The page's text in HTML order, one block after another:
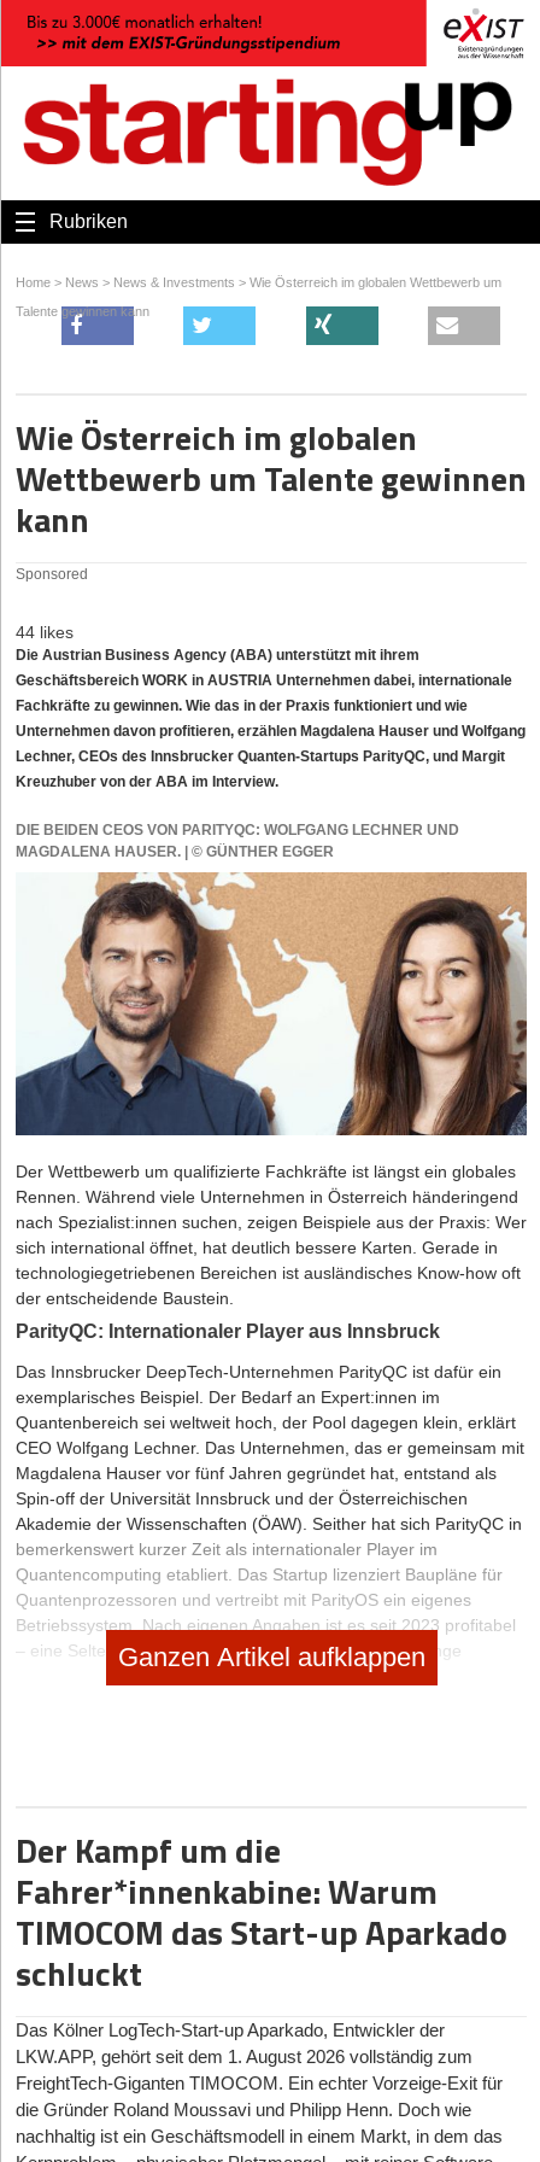
Rubriken
Home > News > News & Investments > Wie Österreich im globalen Wettbewerb um
Talente gewinnen kann
Wie Österreich im globalen
Wettbewerb um Talente gewinnen
kann
Sponsored
44 likes
Die Austrian Business Agency (ABA) unterstützt mit ihrem
Geschäftsbereich WORK in AUSTRIA Unternehmen dabei, internationale
Fachkräfte zu gewinnen. Wie das in der Praxis funktioniert und wie
Unternehmen davon profitieren, erzählen Magdalena Hauser und Wolfgang
Lechner, CEOs des Innsbrucker Quanten-Startups ParityQC, und Margit
Kreuzhuber von der ABA im Interview.
DIE BEIDEN CEOS VON PARITYQC: WOLFGANG LECHNER UND
MAGDALENA HAUSER. | © GÜNTHER EGGER
Der Wettbewerb um qualifizierte Fachkräfte ist längst ein globales
Rennen. Während viele Unternehmen in Österreich händeringend
nach Spezialist:innen suchen, zeigen Beispiele aus der Praxis: Wer
sich international öffnet, hat deutlich bessere Karten. Gerade in
technologiegetriebenen Bereichen ist ausländisches Know-how oft
der entscheidende Baustein.
ParityQC: Internationaler Player aus Innsbruck
Das Innsbrucker DeepTech-Unternehmen ParityQC ist dafür ein
exemplarisches Beispiel. Der Bedarf an Expert:innen im
Quantenbereich sei weltweit hoch, der Pool dagegen klein, erklärt
CEO Wolfgang Lechner. Das Unternehmen, das er gemeinsam mit
Magdalena Hauser vor fünf Jahren gegründet hat, entstand als
Spin-off der Universität Innsbruck und der Österreichischen
Akademie der Wissenschaften (ÖAW). Seither hat sich ParityQC in
bemerkenswert kurzer Zeit als internationaler Player im
Quantencomputing etabliert. Das Startup lizenziert Baupläne für
Quantenprozessoren und vertreibt mit ParityOS ein eigenes
Betriebssystem. Nach eigenen Angaben ist es seit 2023 profitabel
– eine Seltenheit in einer Branche, die üblicherweise lange
neunstellige Bewertung zum Zeitpunkt des Einstiegs. Ein
entscheidender Faktor, der ParityQC seine Wettbewerbsfähigkeit
auf globaler Ebene sichert, sind die Talente, die tagtäglich daran
Internationaler Wettbewerb um Talente
Denn motivierte, gut ausgebildete Mitarbeiter:innen sind ein
Betriebe in Österreich irgendwann an Grenzen, wenn sie
ausschließlich im Inland rekrutieren. Spezialisierte Kompetenzen
sind am lokalen Arbeitsmarkt nicht immer verfügbar, und in einigen
technischen Bereichen ist der globale Wettbewerb besonders
intensiv.
Ganzen Artikel aufklappen
Der Kampf um die
Fahrer*innenkabine: Warum
TIMOCOM das Start-up Aparkado
schluckt
Das Kölner LogTech-Start-up Aparkado, Entwickler der
LKW.APP, gehört seit dem 1. August 2026 vollständig zum
FreightTech-Giganten TIMOCOM. Ein echter Vorzeige-Exit für
die Gründer Roland Moussavi und Philipp Henn. Doch wie
nachhaltig ist ein Geschäftsmodell in einem Markt, in dem das